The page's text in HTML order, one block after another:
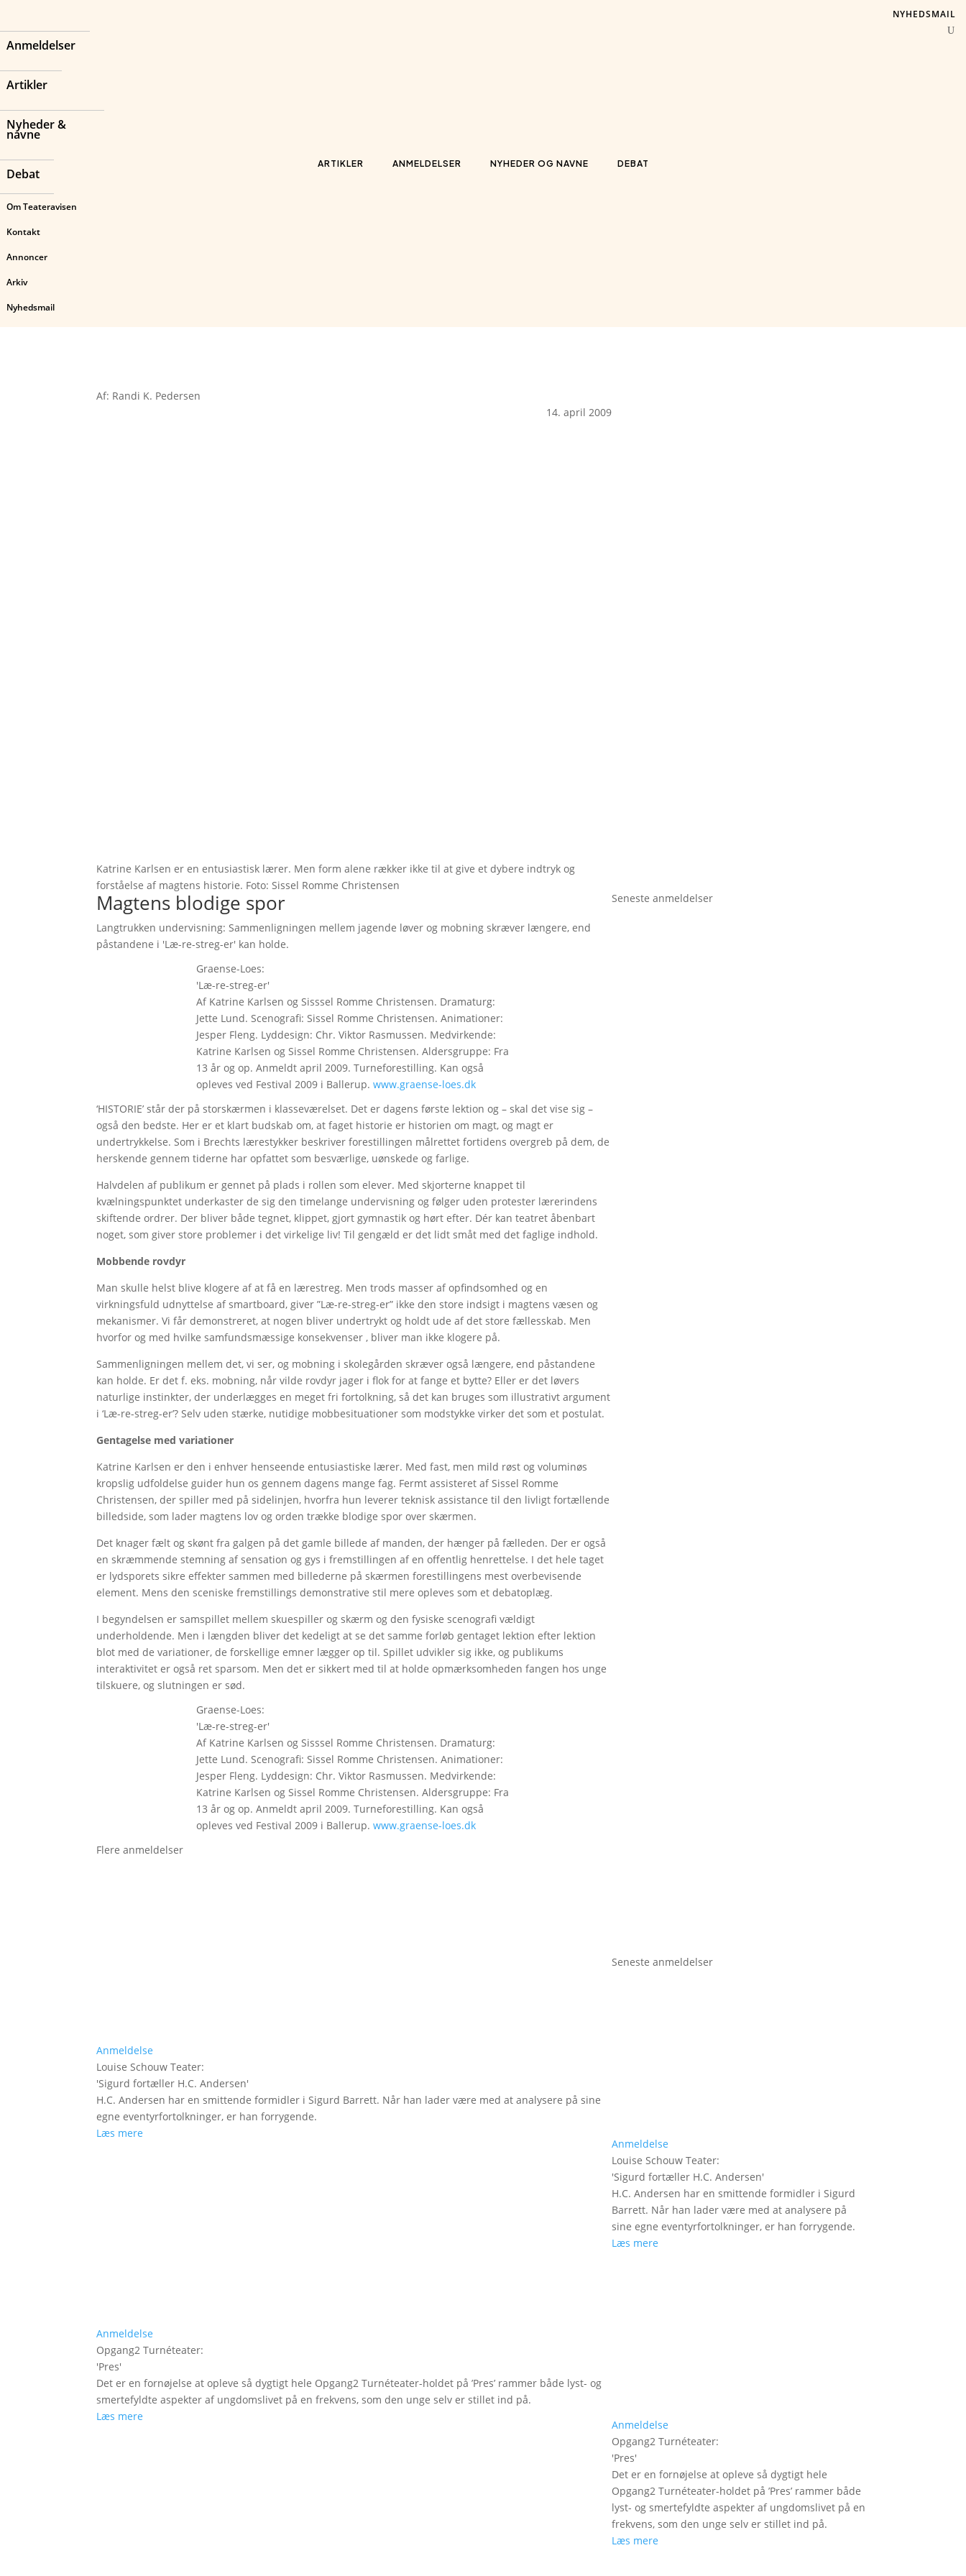
Anmeldelser
Artikler
Nyheder &
navne
Debat
Om Teateravisen
Kontakt
Annoncer
Arkiv
Nyhedsmail
ARTIKLER ANMELDELSER NYHEDER OG NAVNE DEBAT
NYHEDSMAIL
Af: Randi K. Pedersen
14. april 2009
Katrine Karlsen er en entusiastisk lærer. Men form alene rækker ikke til at give et dybere indtryk og
forståelse af magtens historie. Foto: Sissel Romme Christensen
Magtens blodige spor
Langtrukken undervisning: Sammenligningen mellem jagende løver og mobning skræver længere, end
påstandene i 'Læ-re-streg-er' kan holde.
Graense-Loes:
'Læ-re-streg-er'
Af Katrine Karlsen og Sisssel Romme Christensen. Dramaturg:
Jette Lund. Scenografi: Sissel Romme Christensen. Animationer:
Jesper Fleng. Lyddesign: Chr. Viktor Rasmussen. Medvirkende:
Katrine Karlsen og Sissel Romme Christensen. Aldersgruppe: Fra
13 år og op. Anmeldt april 2009. Turneforestilling. Kan også
opleves ved Festival 2009 i Ballerup. www.graense-loes.dk
‘HISTORIE’ står der på storskærmen i klasseværelset. Det er dagens første lektion og – skal det vise sig –
også den bedste. Her er et klart budskab om, at faget historie er historien om magt, og magt er
undertrykkelse. Som i Brechts lærestykker beskriver forestillingen målrettet fortidens overgreb på dem, de
herskende gennem tiderne har opfattet som besværlige, uønskede og farlige.
Halvdelen af publikum er gennet på plads i rollen som elever. Med skjorterne knappet til
kvælningspunktet underkaster de sig den timelange undervisning og følger uden protester lærerindens
skiftende ordrer. Der bliver både tegnet, klippet, gjort gymnastik og hørt efter. Dér kan teatret åbenbart
noget, som giver store problemer i det virkelige liv! Til gengæld er det lidt småt med det faglige indhold.
Mobbende rovdyr
Man skulle helst blive klogere af at få en lærestreg. Men trods masser af opfindsomhed og en
virkningsfuld udnyttelse af smartboard, giver ”Læ-re-streg-er” ikke den store indsigt i magtens væsen og
mekanismer. Vi får demonstreret, at nogen bliver undertrykt og holdt ude af det store fællesskab. Men
hvorfor og med hvilke samfundsmæssige konsekvenser , bliver man ikke klogere på.
Sammenligningen mellem det, vi ser, og mobning i skolegården skræver også længere, end påstandene
kan holde. Er det f. eks. mobning, når vilde rovdyr jager i flok for at fange et bytte? Eller er det løvers
naturlige instinkter, der underlægges en meget fri fortolkning, så det kan bruges som illustrativt argument
i ‘Læ-re-streg-er’? Selv uden stærke, nutidige mobbesituationer som modstykke virker det som et postulat.
Gentagelse med variationer
Katrine Karlsen er den i enhver henseende entusiastiske lærer. Med fast, men mild røst og voluminøs
kropslig udfoldelse guider hun os gennem dagens mange fag. Fermt assisteret af Sissel Romme
Christensen, der spiller med på sidelinjen, hvorfra hun leverer teknisk assistance til den livligt fortællende
billedside, som lader magtens lov og orden trække blodige spor over skærmen.
Det knager fælt og skønt fra galgen på det gamle billede af manden, der hænger på fælleden. Der er også
en skræmmende stemning af sensation og gys i fremstillingen af en offentlig henrettelse. I det hele taget
er lydsporets sikre effekter sammen med billederne på skærmen forestillingens mest overbevisende
element. Mens den sceniske fremstillings demonstrative stil mere opleves som et debatoplæg.
I begyndelsen er samspillet mellem skuespiller og skærm og den fysiske scenografi vældigt
underholdende. Men i længden bliver det kedeligt at se det samme forløb gentaget lektion efter lektion
blot med de variationer, de forskellige emner lægger op til. Spillet udvikler sig ikke, og publikums
interaktivitet er også ret sparsom. Men det er sikkert med til at holde opmærksomheden fangen hos unge
tilskuere, og slutningen er sød.
Graense-Loes:
'Læ-re-streg-er'
Af Katrine Karlsen og Sisssel Romme Christensen. Dramaturg:
Jette Lund. Scenografi: Sissel Romme Christensen. Animationer:
Jesper Fleng. Lyddesign: Chr. Viktor Rasmussen. Medvirkende:
Katrine Karlsen og Sissel Romme Christensen. Aldersgruppe: Fra
13 år og op. Anmeldt april 2009. Turneforestilling. Kan også
opleves ved Festival 2009 i Ballerup. www.graense-loes.dk
Flere anmeldelser
Anmeldelse
Louise Schouw Teater:
'Sigurd fortæller H.C. Andersen'
H.C. Andersen har en smittende formidler i Sigurd Barrett. Når han lader være med at analysere på sine
egne eventyrfortolkninger, er han forrygende.
Læs mere
Anmeldelse
Opgang2 Turnéteater:
'Pres'
Det er en fornøjelse at opleve så dygtigt hele Opgang2 Turnéteater-holdet på ’Pres’ rammer både lyst- og
smertefyldte aspekter af ungdomslivet på en frekvens, som den unge selv er stillet ind på.
Læs mere
Seneste anmeldelser
Seneste anmeldelser
Anmeldelse
Louise Schouw Teater:
'Sigurd fortæller H.C. Andersen'
H.C. Andersen har en smittende formidler i Sigurd
Barrett. Når han lader være med at analysere på
sine egne eventyrfortolkninger, er han forrygende.
Læs mere
Anmeldelse
Opgang2 Turnéteater:
'Pres'
Det er en fornøjelse at opleve så dygtigt hele
Opgang2 Turnéteater-holdet på ’Pres’ rammer både
lyst- og smertefyldte aspekter af ungdomslivet på en
frekvens, som den unge selv er stillet ind på.
Læs mere